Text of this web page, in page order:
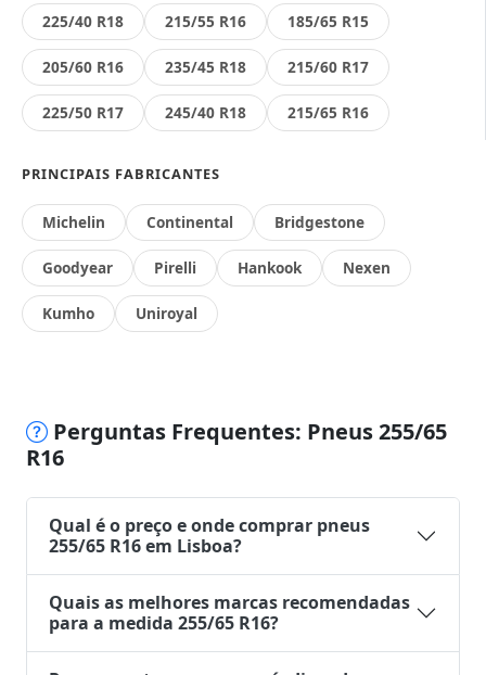
225/40 R18 215/55 R16 185/65 R15
205/60 R16 235/45 R18 215/60 R17
225/50 R17 245/40 R18 215/65 R16
PRINCIPAIS FABRICANTES
Michelin Continental Bridgestone
Goodyear Pirelli Hankook Nexen
Kumho Uniroyal
Perguntas Frequentes: Pneus 255/65
R16
Qual é o preço e onde comprar pneus
255/65 R16 em Lisboa?
Quais as melhores marcas recomendadas
para a medida 255/65 R16?